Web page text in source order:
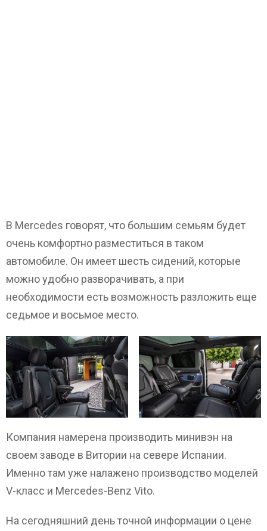
В Mercedes говорят, что большим семьям будет
очень комфортно разместиться в таком
автомобиле. Он имеет шесть сидений, которые
можно удобно разворачивать, а при
необходимости есть возможность разложить еще
седьмое и восьмое место.
Компания намерена производить минивэн на
своем заводе в Витории на севере Испании.
Именно там уже налажено производство моделей
V-класс и Mercedes-Benz Vito.
На сегодняшний день точной информации о цене